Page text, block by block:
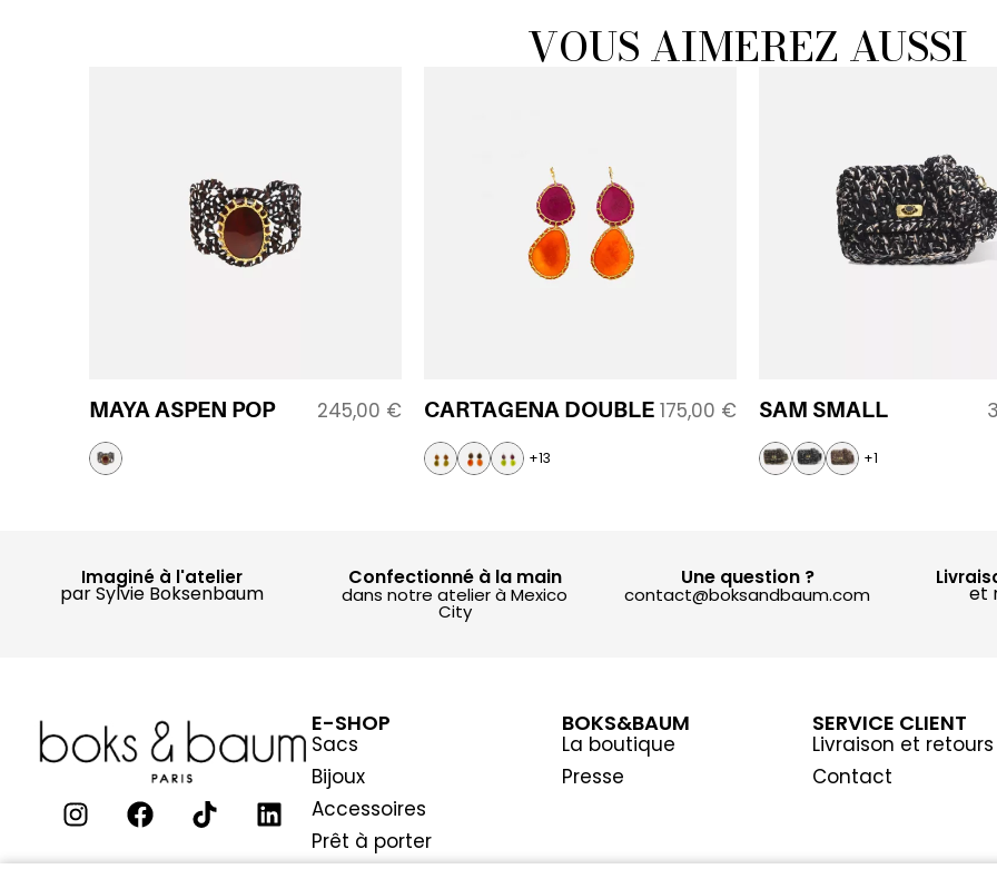
VOUS AIMEREZ AUSSI
MAYA ASPEN POP 245,00 € CARTAGENA DOUBLE 175,00 €
+13
SAM SMALL
+1
Imaginé à l'atelier
par Sylvie Boksenbaum
Confectionné à la main
dans notre atelier à Mexico
City
Une question ?
contact@boksandbaum.com et
E-SHOP
Sacs
Bijoux
Accessoires
Prêt à porter
BOKS&BAUM
La boutique
Presse
SERVICE CLIENT
Livraison et retours
Contact